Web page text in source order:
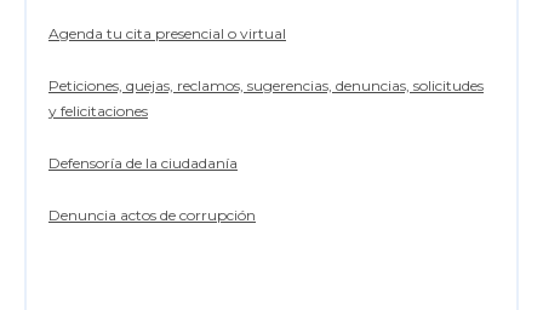
Agenda tu cita presencial o virtual
Peticiones, quejas, reclamos, sugerencias, denuncias, solicitudes
y felicitaciones
Defensoría de la ciudadanía
Denuncia actos de corrupción